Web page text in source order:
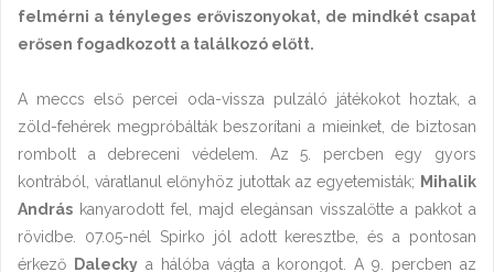
felmérni a tényleges erőviszonyokat, de mindkét csapat
erősen fogadkozott a találkozó előtt.
A meccs első percei oda-vissza pulzáló játékokot hoztak, a
zöld-fehérek megpróbálták beszorítani a mieinket, de biztosan
rombolt a debreceni védelem. Az 5. percben egy gyors
kontrából, váratlanul előnyhöz jutottak az egyetemisták; Mihalik
András kanyarodott fel, majd elegánsan visszalőtte a pakkot a
rövidbe. 07.05-nél Spirko jól adott keresztbe, és a pontosan
érkező
Daleckya hálóba vágta a korongot. A 9. percben az